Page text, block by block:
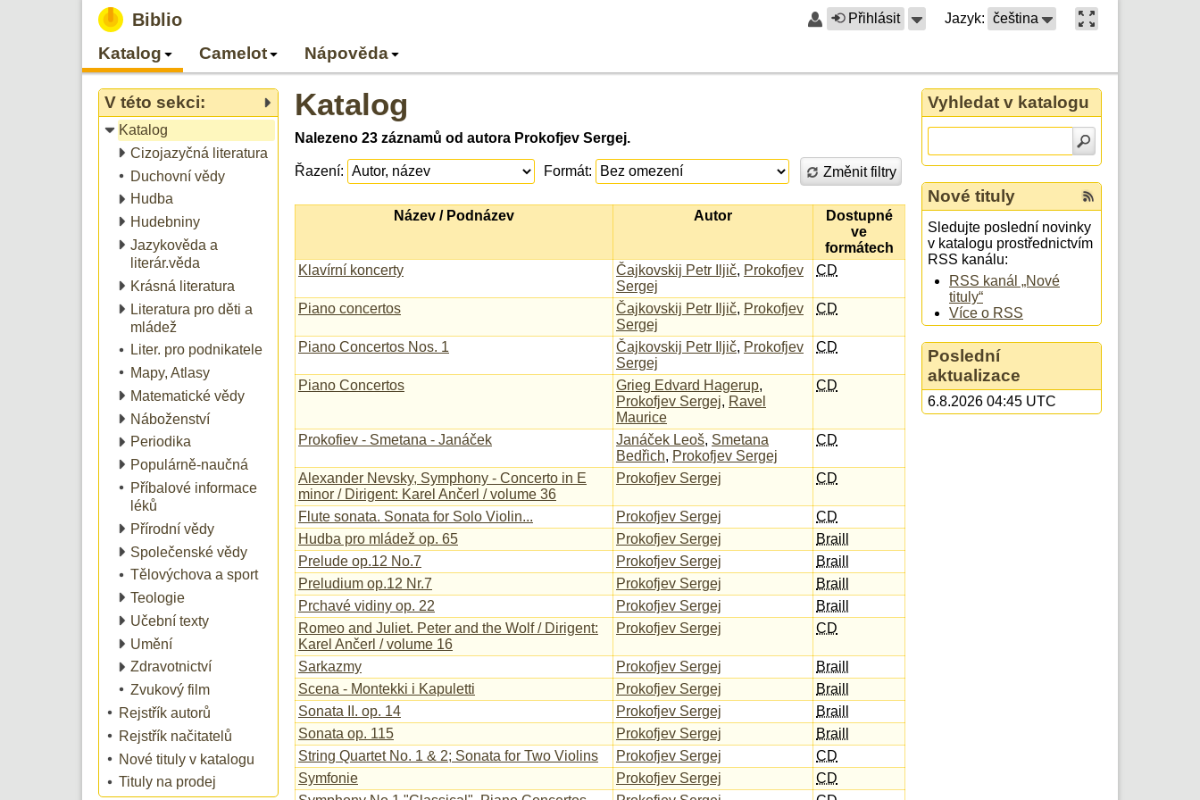
Biblio Přihlásit Jazyk: čeština
Katalog Camelot Nápověda
V této sekci:
Katalog
Cizojazyčná literatura
Duchovní vědy
Hudba
Hudebniny
Jazykověda a
literár.věda
Krásná literatura
Literatura pro děti a
mládež
Liter. pro podnikatele
Mapy, Atlasy
Matematické vědy
Náboženství
Periodika
Populárně-naučná
Příbalové informace
léků
Přírodní vědy
Společenské vědy
Tělovýchova a sport
Teologie
Učební texty
Umění
Zdravotnictví
Zvukový film
Rejstřík autorů
Rejstřík načitatelů
Nové tituly v katalogu
Tituly na prodej
Katalog
Nalezeno 23 záznamů od autora Prokofjev Sergej.
Řazení: Formát: Změnit filtry
Název / Podnázev Autor
Dostupné
ve
formátech
Klavírní koncerty
Čajkovskij Petr Iljič, Prokofjev
Sergej
CD
Piano concertos Čajkovskij Petr Iljič, Prokofjev
Sergej
CD
Piano Concertos Nos. 1 Čajkovskij Petr Iljič, Prokofjev
Sergej
CD
Piano Concertos Grieg Edvard Hagerup,
Prokofjev Sergej, Ravel
Maurice
CD
Prokofiev - Smetana - Janáček Janáček Leoš, Smetana
Bedřich, Prokofjev Sergej
CD
Alexander Nevsky, Symphony - Concerto in E
minor / Dirigent: Karel Ančerl / volume 36
Prokofjev Sergej CD
Flute sonata. Sonata for Solo Violin... Prokofjev Sergej
CD
Hudba pro mládež op. 65
Prokofjev Sergej
Braill
Prelude op.12 No.7
Prokofjev Sergej
Braill
Preludium op.12 Nr.7
Prokofjev Sergej
Braill
Prchavé vidiny op. 22
Prokofjev Sergej
Braill
Romeo and Juliet. Peter and the Wolf / Dirigent:
Karel Ančerl / volume 16
Prokofjev Sergej CD
Sarkazmy Prokofjev Sergej
Braill
Scena - Montekki i Kapuletti
Prokofjev Sergej
Braill
Sonata II. op. 14
Prokofjev Sergej
Braill
Sonata op. 115
Prokofjev Sergej
Braill
String Quartet No. 1 & 2; Sonata for Two Violins
Prokofjev Sergej
CD
Symfonie
Prokofjev Sergej
CD
Vyhledat v katalogu
Nové tituly
Sledujte poslední novinky
v katalogu prostřednictvím
RSS kanálu:
RSS kanál „Nové
tituly“
Více o RSS
Poslední
aktualizace
6.8.2026 04:45 UTC